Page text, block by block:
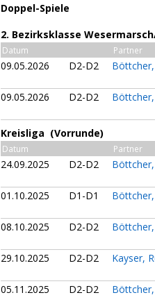
Doppel-Spiele
2. Bezirksklasse
Datum Partner
09.05.2026 D2-D2
09.05.2026 D2-D2
Kreisliga (Vorrunde)
Datum Partner
24.09.2025 D2-D2
01.10.2025 D1-D1
08.10.2025 D2-D2
29.10.2025 D2-D2 Kayser,
05.11.2025 D2-D2